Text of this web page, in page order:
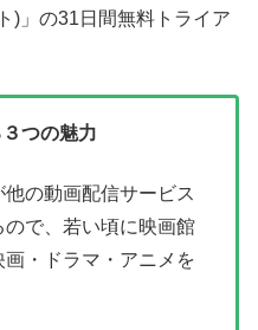
)」の31日間無料トライア
つの魅力
他の動画配信サービス
で、若い頃に映画館
・ドラマ・アニメを